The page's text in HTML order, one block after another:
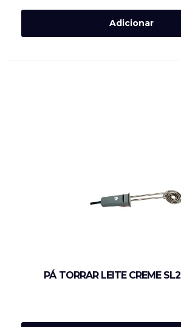
Adicionar
PÁ TORRAR LEITE CREME SL2